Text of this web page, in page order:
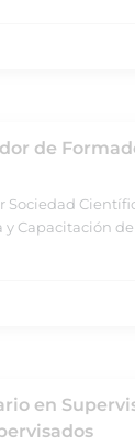
de
Sociedad
Capacitación
en